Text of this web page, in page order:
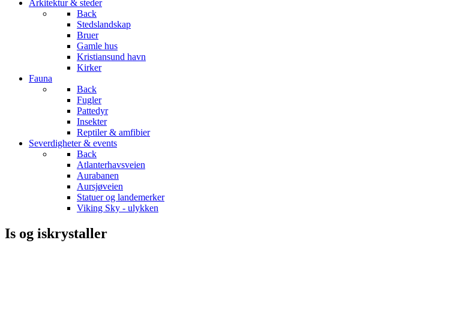
Arkitektur & steder
Back
Stedslandskap
Bruer
Gamle hus
Kristiansund havn
Kirker
Fauna
Back
Fugler
Pattedyr
Insekter
Reptiler & amfibier
Severdigheter & events
Back
Atlanterhavsveien
Aurabanen
Aursjøveien
Statuer og landemerker
Viking Sky - ulykken
Is og iskrystaller